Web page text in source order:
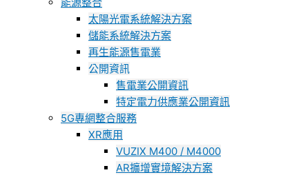
太陽光電系統解決方案
儲能系統解決方案
再生能源售電業
公開資訊
售電業公開資訊
特定電力供應業公開資訊
5G專網整合服務
XR應用
VUZIX M400 / M4000
AR擴增實境解決方案